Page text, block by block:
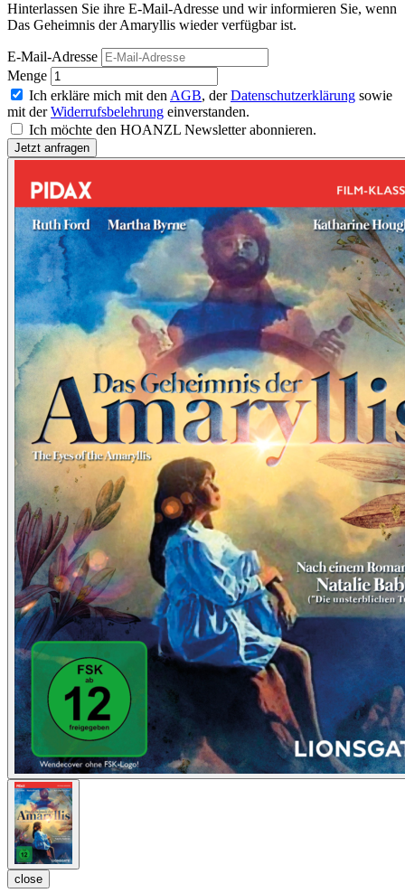
Hinterlassen Sie ihre E-Mail-Adresse und wir informieren Sie, wenn
Das Geheimnis der Amaryllis wieder verfügbar ist.
E-Mail-Adresse
Menge
Ich erkläre mich mit den AGB, derDatenschutzerklärung sowie
mit derWiderrufsbelehrung einverstanden.
Ich möchte den HOANZL Newsletter abonnieren.
close